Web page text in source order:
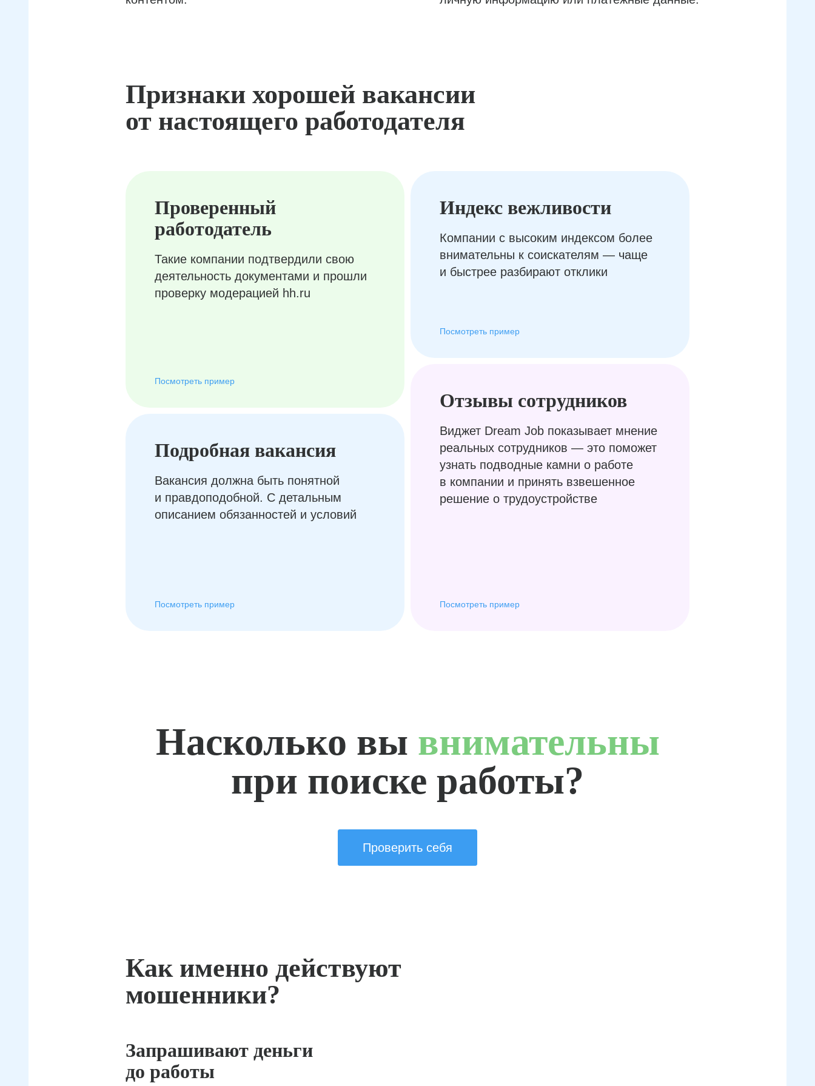
Признаки хорошей вакансии
от настоящего работодателя
Проверенный
работодатель
Такие компании подтвердили свою
деятельность документами и прошли
проверку модерацией hh.ru
Посмотреть пример
Подробная вакансия
Вакансия должна быть понятной
и правдоподобной. С детальным
описанием обязанностей и условий
Посмотреть пример
Отзывы сотрудников
Виджет Dream Job показывает мнение
реальных сотрудников — это поможет
узнать подводные камни о работе
в компании и принять взвешенное
решение о трудоустройстве
Посмотреть пример
Индекс вежливости
Компании с высоким индексом более
внимательны к соискателям — чаще
и быстрее разбирают отклики
Посмотреть пример
Насколько вы внимательны
при поиске работы?
Проверить себя
Как именно действуют
мошенники?
Запрашивают деньги
до работы